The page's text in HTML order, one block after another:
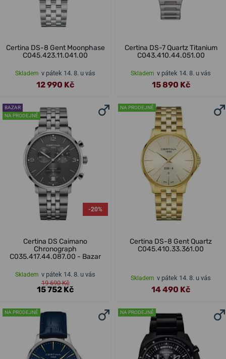
Certina DS-8 Gent Moonphase
C045.423.11.041.00
Skladem v pátek 14. 8. u vás
12 990 Kč
Certina DS-7 Quartz Titanium
C043.410.44.051.00
Skladem v pátek 14. 8. u vás
15 890 Kč
BAZAR
NA PRODEJNĚ
-20%
Certina DS Caimano
Chronograph
C035.417.44.087.00 - Bazar
Skladem v pátek 14. 8. u vás
19 690 Kč
15 752 Kč
NA PRODEJNĚ
Certina DS-8 Gent Quartz
C045.410.33.361.00
Skladem v pátek 14. 8. u vás
14 490 Kč
NA PRODEJNĚ NA PRODEJNĚ